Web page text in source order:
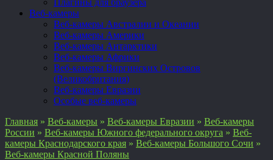
Плагины для браузера
Веб-камеры
Веб-камеры Австралии и Океании
Веб-камеры Америки
Веб-камеры Антарктики
Веб-камеры Африки
Веб-камеры Виргинских Островов
(Великобритания)
Веб-камеры Евразии
Особые веб-камеры
Главная » Веб-камеры » Веб-камеры Евразии » Веб-камеры
России » Веб-камеры Южного федерального округа » Веб-
камеры Краснодарского края » Веб-камеры Большого Сочи »
Веб-камеры Красной Поляны